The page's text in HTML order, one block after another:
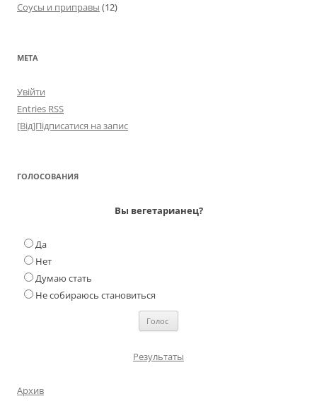
Соусы и приправы (12)
МЕТА
Увійти
Entries RSS
[Від]Підписатися на запис
ГОЛОСОВАНИЯ
Вы вегетарианец?
Да
Нет
Думаю стать
Не собираюсь становиться
Результаты
Архив